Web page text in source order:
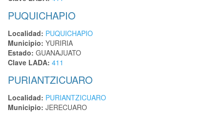
PUQUICHAPIO
Localidad: PUQUICHAPIO
Municipio: YURIRIA
Estado: GUANAJUATO
Clave LADA: 411
PURIANTZICUARO
Localidad: PURIANTZICUARO
Municipio: JERECUARO